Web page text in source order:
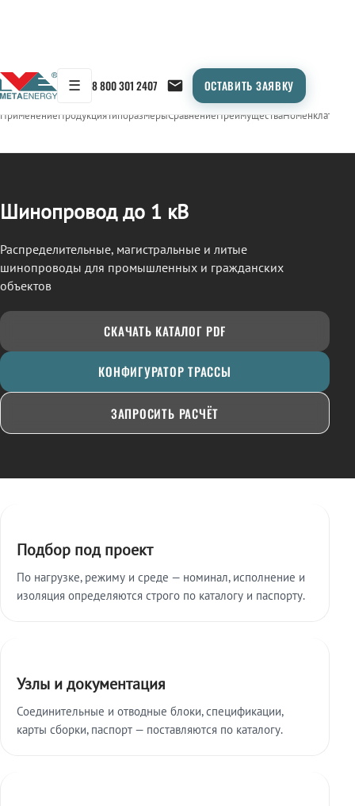
☰ 8 800 301 2407 ОСТАВИТЬ ЗАЯВКУ
← Продукция/ШИНОПРОВОД
ПрименениеПродукцияТипоразмерыСравнениеПреимуществаНоменклатура
Шинопровод до 1 кВ
Распределительные, магистральные и литые
шинопроводы для промышленных и гражданских
объектов
СКАЧАТЬ КАТАЛОГ PDF
КОНФИГУРАТОР ТРАССЫ
ЗАПРОСИТЬ РАСЧЁТ
Подбор под проект
По нагрузке, режиму и среде — номинал, исполнение и
изоляция определяются строго по каталогу и паспорту.
Узлы и документация
Соединительные и отводные блоки, спецификации,
карты сборки, паспорт — поставляются по каталогу.